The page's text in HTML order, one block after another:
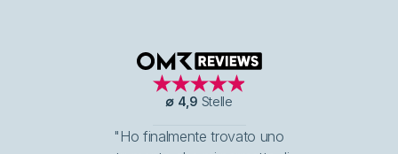
OMR Reviews
∅ 4,9 Stelle
"Ho finalmente trovato uno